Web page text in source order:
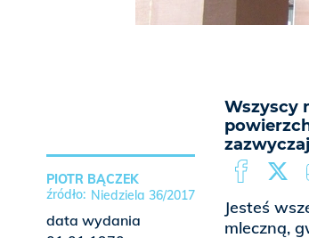
Wszyscy
Jesteś
mleczną,
PIOTR BĄCZEK
Niedziela 36/2017
data wydania